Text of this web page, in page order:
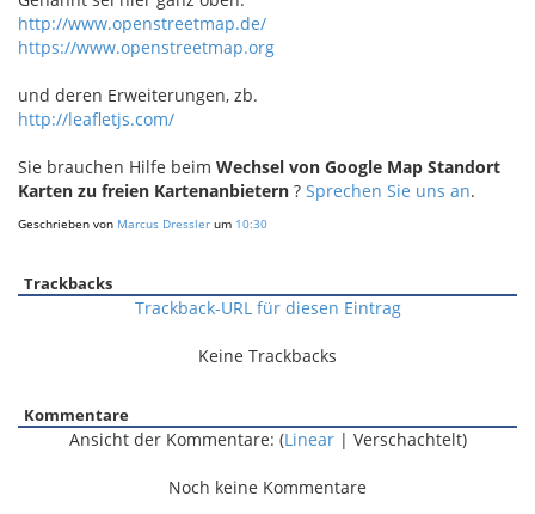
http://www.openstreetmap.de/
https://www.openstreetmap.org
und deren Erweiterungen, zb.
http://leafletjs.com/
Sie brauchen Hilfe beim Wechsel von Google Map Standort
Karten zu freien Kartenanbietern ? Sprechen Sie uns an.
Geschrieben von Marcus Dressler um 10:30
Trackbacks
Trackback-URL für diesen Eintrag
Keine Trackbacks
Kommentare
Ansicht der Kommentare: (Linear| Verschachtelt)
Noch keine Kommentare